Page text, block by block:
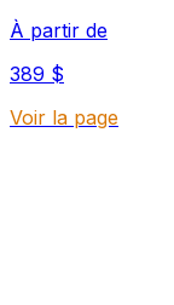
À partir de
389 $
Voir la page